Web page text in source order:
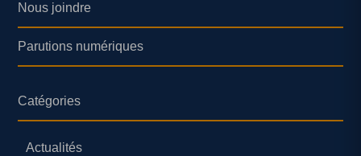
Nous joindre
Parutions numériques
Catégories
Actualités